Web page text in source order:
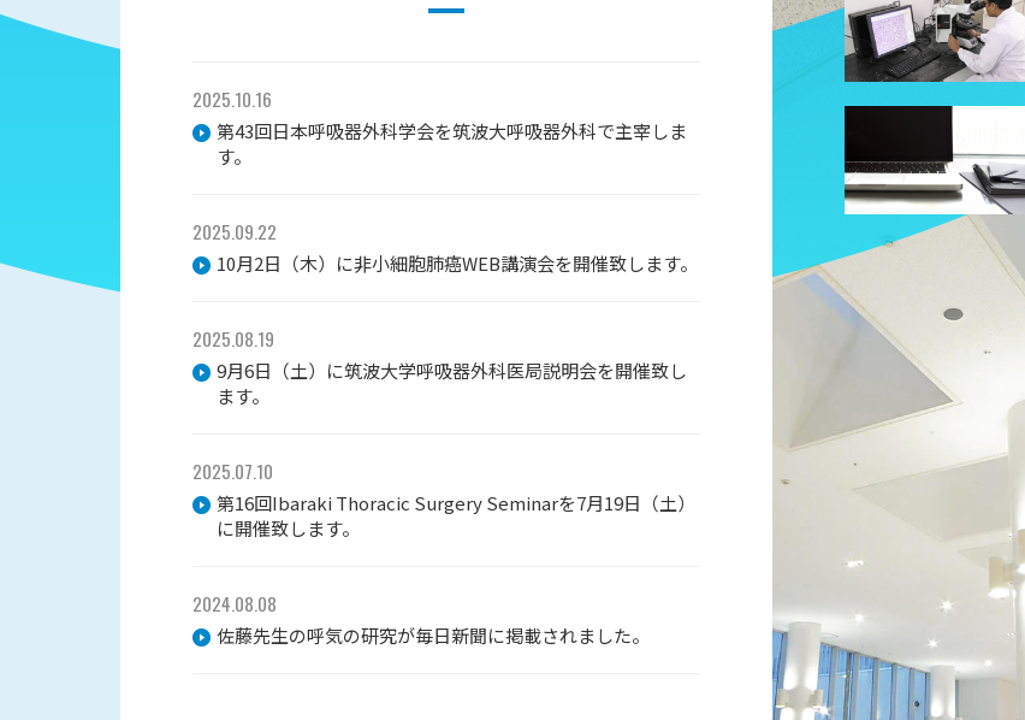
2025.10.16
第43回日本呼吸器外科学会を筑波大呼吸器外科で主宰しま
す。
2025.09.22
10月2日（木）に非小細胞肺癌WEB講演会を開催致します。
2025.08.19
9月6日（土）に筑波大学呼吸器外科医局説明会を開催致し
ます。
2025.07.10
第16回Ibaraki Thoracic Surgery Seminarを7月19日（土）
に開催致します。
2024.08.08
佐藤先生の呼気の研究が毎日新聞に掲載されました。